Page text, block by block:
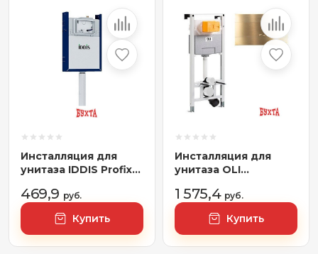
Инсталляция для
унитаза IDDIS Profix
469,9 руб.
Купить
Инсталляция для
унитаза OLI
(золото)
1 575,4 руб.
Купить